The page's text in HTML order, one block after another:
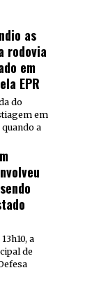
as
rodovia
em
EPR
do
em
quando a
a
de